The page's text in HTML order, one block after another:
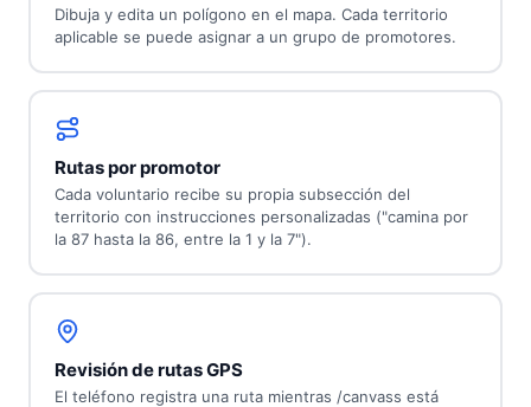
Dibuja y edita un polígono en el mapa. Cada territorio
aplicable se puede asignar a un grupo de promotores.
Rutas por promotor
Cada voluntario recibe su propia subsección del
territorio con instrucciones personalizadas ("camina por
la 87 hasta la 86, entre la 1 y la 7").
Revisión de rutas GPS
El teléfono registra una ruta mientras /canvass está